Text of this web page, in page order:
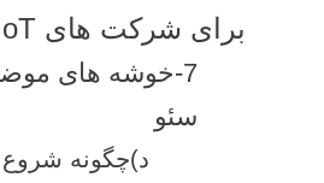
برای شرکت های IoT
7-خوشه های
سئو
د)چگونه شروع